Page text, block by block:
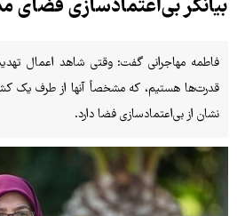
بیانگر بی‌اعتمادسازی فضای
فاطمه مهاجرانی گفت: وقتی شاهد اعمال
قدرت‌ها هستیم، که مشخصاً آنها از طرف یک
نشان از بی‌اعتمادسازی فضا دارد.